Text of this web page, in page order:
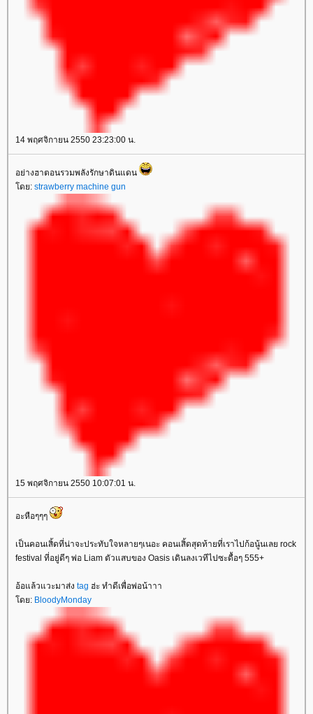
14 พฤศจิกายน 2550 23:23:00 น.
อย่างฮาตอนรวมพลังรักษาดินแดน
ดย: strawberry machine gun
15 พฤศจิกายน 2550 10:07:01 น.
อะหือๆๆๆ
เป็นคอนเสิ้ดที่น่าจะประทับใจหลายๆเนอะ คอนเสิ้ดสุดท้ายที่เราไปก้อนู้นเลย rock
festival ที่อยู่ดีๆ พ่อ Liam ตัวแสบของ Oasis เดินลงเวทีไปซะดื้อๆ 555+
อ้อแล้วแวะมาส่ง tag ฮ่ะ ทำดีเพื่อพ่อน้าาา
ดย: BloodyMonday